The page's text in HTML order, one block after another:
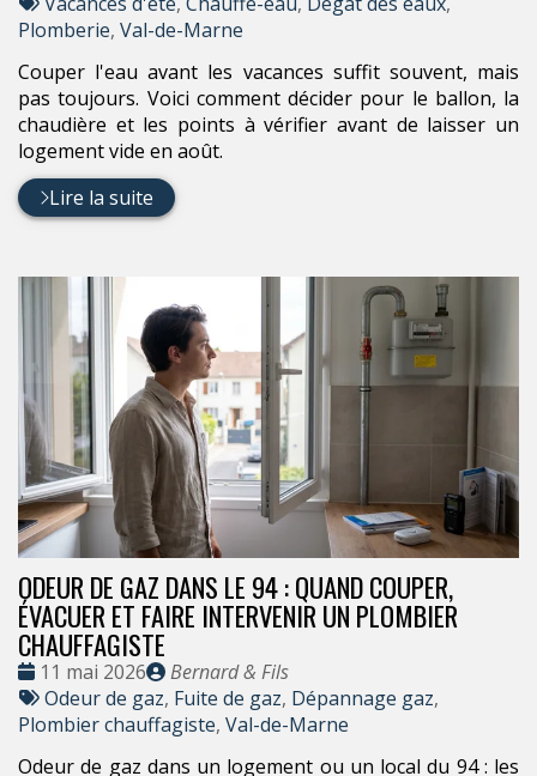
:
Plomberie, Val-de-Marne
Couper l'eau avant les vacances suffit souvent, mais
pas toujours. Voici comment décider pour le ballon, la
chaudière et les points à vérifier avant de laisser un
logement vide en août.
Lire la suite
ODEUR DE GAZ DANS LE 94 : QUAND COUPER,
ÉVACUER ET FAIRE INTERVENIR UN PLOMBIER
CHAUFFAGISTE
Date
:
11 mai 2026
Publié
par
Bernard & Fils
Tags
:
Odeur de gaz, Fuite de gaz, Dépannage gaz,
Plombier chauffagiste, Val-de-Marne
Odeur de gaz dans un logement ou un local du 94 : les